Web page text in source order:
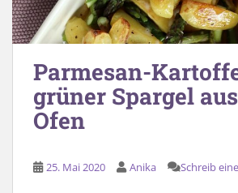
Parmesan-
grüner Spargel
Ofen
25. Mai 2020 Anika Schreib